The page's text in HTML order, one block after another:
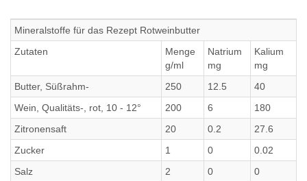
Mineralstoffe für das Rezept Rotweinbutter
Zutaten
Menge
g/ml
Natrium
mg
Kalium
mg
Butter, Süßrahm-
250 12.5 40
Wein, Qualitäts-, rot, 10 - 12°
200 6 180
Zitronensaft
20 0.2 27.6
Zucker
1 0 0.02
Salz
2 0 0